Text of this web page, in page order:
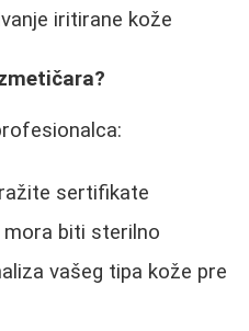
iritirane kože
sertifikate
mora biti sterilno
vašeg tipa kože pre